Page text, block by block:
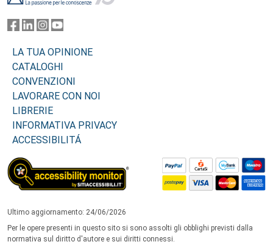
LA TUA OPINIONE
CATALOGHI
CONVENZIONI
LAVORARE CON NOI
LIBRERIE
INFORMATIVA PRIVACY
ACCESSIBILITÁ
Ultimo aggiornamento: 24/06/2026
Per le opere presenti in questo sito si sono assolti gli obblighi previsti dalla
normativa sul diritto d'autore e sui diritti connessi.